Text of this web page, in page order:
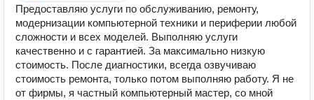
Предоставляю услуги по обслуживанию, ремонту,
модернизации компьютерной техники и периферии любой
сложности и всех моделей. Выполняю услуги
качественно и с гарантией. За максимально низкую
стоимость. После диагностики, всегда озвучиваю
стоимость ремонта, только потом выполняю работу. Я не
от фирмы, я частный компьютерный мастер, со мной